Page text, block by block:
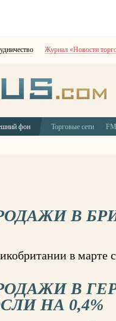
Журнал «Новости
фон Торговые сети
В
в марте
В
НА 0,4%